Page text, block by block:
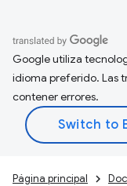
Google utiliza
idioma preferido. Las
contener errores.
Página principal